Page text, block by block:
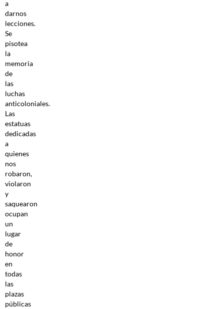
a
darnos
lecciones.
Se
pisotea
la
memoria
de
las
luchas
anticoloniales.
Las
estatuas
dedicadas
a
quienes
nos
robaron,
violaron
y
saquearon
ocupan
un
lugar
de
honor
en
todas
las
plazas
públicas